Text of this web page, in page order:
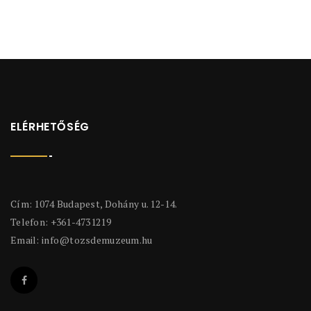
ELÉRHETŐSÉG
Cím: 1074 Budapest, Dohány u. 12-14.
Telefon: +361-4731219
Email: info@tozsdemuzeum.hu